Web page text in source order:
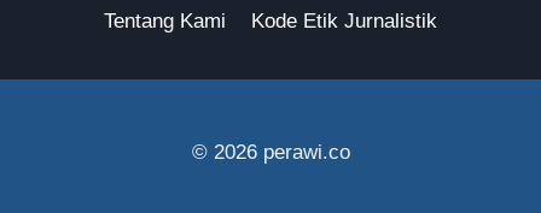
Tentang Kami
Kode Etik Jurnalistik
© 2026 perawi.co